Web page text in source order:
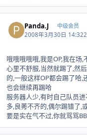
Panda.J 中级会员
2008年3月30日 14:32
哦哦哦哦哦,我是OP,我在场
心里不舒服,当然就踢了,然
的,一般这样OP都会踢了哈,
也会继续再踢哈
服务器人少,有时自己队员
多,良莠不齐的,偶尔踢错了,
要是实在气不过,你就骂骂